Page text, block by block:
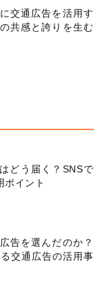
交通広告を活用す
共感と誇りを生む
どう届く？SNSで
ポイント
告を選んだのか？
交通広告の活用事